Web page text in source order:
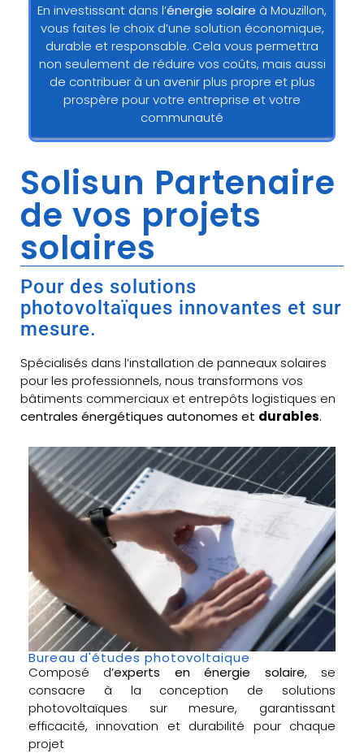
En investissant dans l’énergie solaire à Mouzillon,
vous faites le choix d’une solution économique,
durable et responsable. Cela vous permettra
non seulement de réduire vos coûts, mais aussi
de contribuer à un avenir plus propre et plus
prospère pour votre entreprise et votre
communauté
Solisun Partenaire
de vos projets
solaires
Pour des solutions
photovoltaïques innovantes et sur
mesure.
Spécialisés dans l’installation de panneaux solaires
pour les professionnels, nous transformons vos
bâtiments commerciaux et entrepôts logistiques en
centrales énergétiques autonomes et durables.
Bureau d'études photovoltaique
Composé d’experts en énergie solaire, se
consacre à la conception de solutions
photovoltaïques sur mesure, garantissant
efficacité, innovation et durabilité pour chaque
projet